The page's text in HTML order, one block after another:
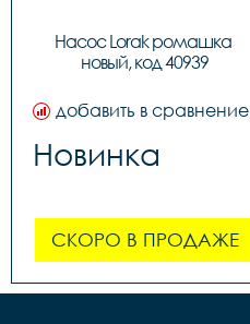
Насос Lorak ромашка
новый, код 40939
добавить в сравнение
Новинка
СКОРО В ПРОДАЖЕ